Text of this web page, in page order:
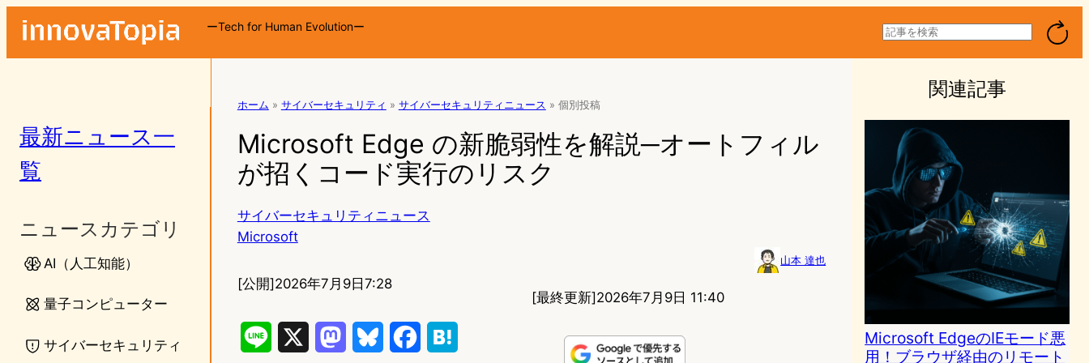
ーTech for Human Evolutionー
検
索
最新ニュース一
覧
ニュースカテゴリ
AI（人工知能）
量子コンピューター
サイバーセキュリティ
ホーム » サイバーセキュリティ » サイバーセキュリティニュース » 個別投稿
Microsoft Edge の新脆弱性を解説─オートフィル
が招くコード実行のリスク
サイバーセキュリティニュース
Microsoft
山本 達也
[公開]2026年7月9日7:28
[最終更新]2026年7月9日 11:40
関連記事
Microsoft EdgeのIEモード悪
用！ブラウザ経由のリモート